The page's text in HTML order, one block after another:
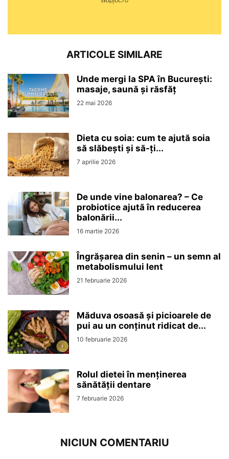
ARTICOLE SIMILARE
Unde mergi la SPA în București:
masaje, saună și răsfăț
22 mai 2026
Dieta cu soia: cum te ajută soia
să slăbești și să-ți...
7 aprilie 2026
De unde vine balonarea? – Ce
probiotice ajută în reducerea
balonării...
16 martie 2026
Îngrășarea din senin – un semn al
metabolismului lent
21 februarie 2026
Măduva osoasă și picioarele de
pui au un conținut ridicat de...
10 februarie 2026
Rolul dietei în menținerea
sănătății dentare
7 februarie 2026
NICIUN COMENTARIU